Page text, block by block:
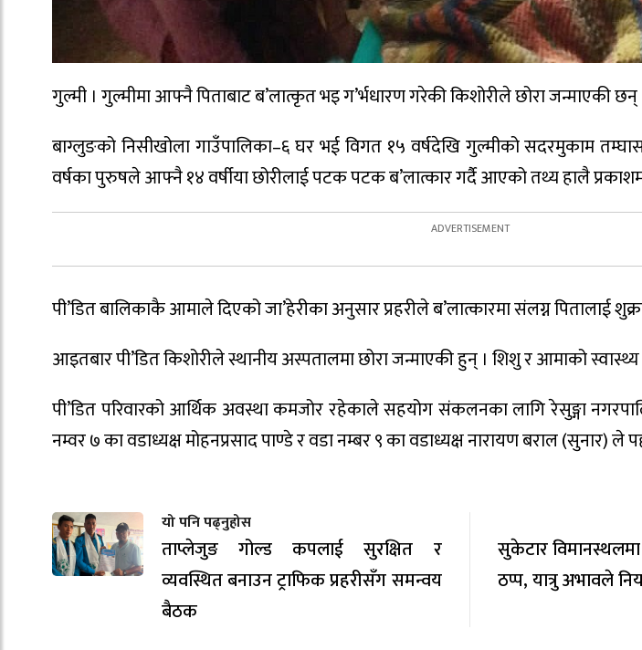
गुल्मी । गुल्मीमा आफ्नै पिताबाट ब’लात्कृत भइ ग’र्भधारण गरेकी किशोरीले छोरा जन्माएकी छन्
बाग्लुङको निसीखोला गाउँपालिका–६ घर भई विगत १५ वर्षदेखि गुल्मीको सदरमुकाम
वर्षका पुरुषले आफ्नै १४ वर्षीया छोरीलाई पटक पटक ब’लात्कार गर्दै आएको तथ्य हालै
पी’डित बालिकाकै आमाले दिएको जा’हेरीका अनुसार प्रहरीले ब’लात्कारमा संलग्न पितालाई
आइतबार पी’डित किशोरीले स्थानीय अस्पतालमा छोरा जन्माएकी हुन् । शिशु र आमाको
पी’डित परिवारको आर्थिक अवस्था कमजोर रहेकाले सहयोग संकलनका लागि रेसुङ्गा
नम्वर ७ का वडाध्यक्ष मोहनप्रसाद पाण्डे र वडा नम्बर ९ का वडाध्यक्ष नारायण बराल (सुनार)
यो पनि पढ्नुहोस
ताप्लेजुङ गोल्ड कपलाई सुरक्षित र
व्यवस्थित बनाउन ट्राफिक प्रहरीसँग समन्वय
बैठक
सुकेटार
ठप्प, यात्रु अभावले